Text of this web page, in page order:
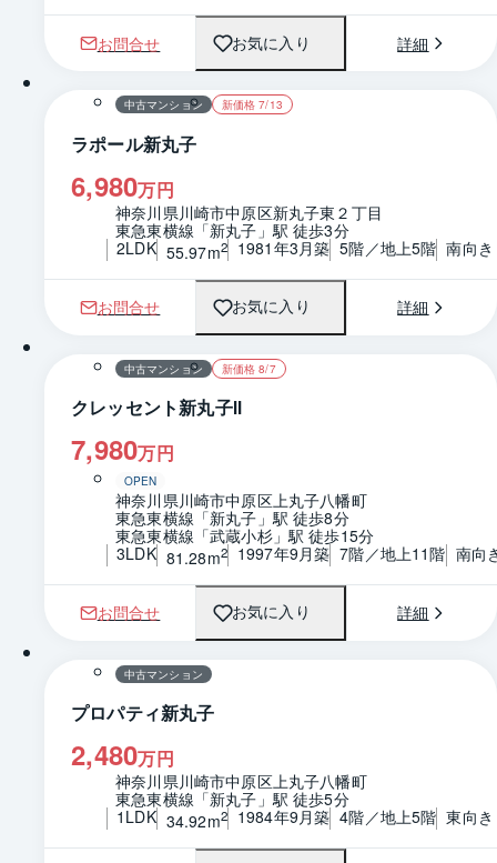
お問合せ お気に入り 詳細
1 / 0 間取り
中古マンション 新価格 7/13
ラポール新丸子
6,980万円
神奈川県川崎市中原区新丸子東２丁目
東急東横線「新丸子」駅 徒歩3分
2LDK 55.97m2 1981年3月築 5階／地上5階 南向き
お問合せ お気に入り 詳細
1 / 0 間取り
中古マンション 新価格 8/7
クレッセント新丸子Ⅱ
7,980万円
OPEN
神奈川県川崎市中原区上丸子八幡町
東急東横線「新丸子」駅 徒歩8分
東急東横線「武蔵小杉」駅 徒歩15分
3LDK 81.28m2 1997年9月築 7階／地上11階 南向
お問合せ お気に入り 詳細
1 / 0 間取り
中古マンション
プロパティ新丸子
2,480万円
神奈川県川崎市中原区上丸子八幡町
東急東横線「新丸子」駅 徒歩5分
1LDK 34.92m2 1984年9月築 4階／地上5階 東向き